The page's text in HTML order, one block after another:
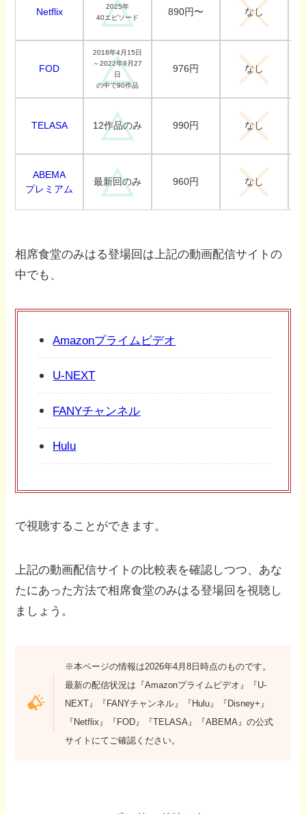
Netflix
2025年
40エピソード
890円〜 なし
FOD
2018年4月15日
～2022年9月27
日
の中で90作品
976円 なし
TELASA 12作品のみ 990円 なし
ABEMA
プレミアム
最新回のみ 960円 なし
相席食堂のみはる登場回は上記の動画配信サイトの
中でも、
Amazonプライムビデオ
U-NEXT
FANYチャンネル
Hulu
で視聴することができます。
上記の動画配信サイトの比較表を確認しつつ、あな
たにあった方法で相席食堂のみはる登場回を視聴し
ましょう。
※本ページの情報は2026年4月8日時点のものです。
最新の配信状況は『Amazonプライムビデオ』『U-
NEXT』『FANYチャンネル』『Hulu』『Disney+』
『Netflix』『FOD』『TELASA』『ABEMA』の公式
サイトにてご確認ください。